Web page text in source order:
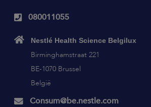
080011055
Nestlé Health Science Belgilux
Birminghamstraat 221
BE-1070 Brussel
België
Consum@be.nestle.com